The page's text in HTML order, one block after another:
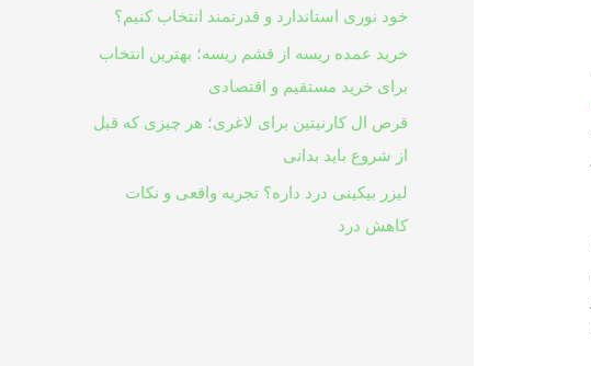
خود نوری استاندارد و قدرتمند انتخاب کنیم؟
خرید عمده ریسه از قشم ریسه؛ بهترین انتخاب
برای خرید مستقیم و اقتصادی
قرص ال کارنیتین برای لاغری؛ هر چیزی که قبل
از شروع باید بدانی
لیزر بیکینی درد داره؟ تجربه واقعی و نکات
کاهش درد